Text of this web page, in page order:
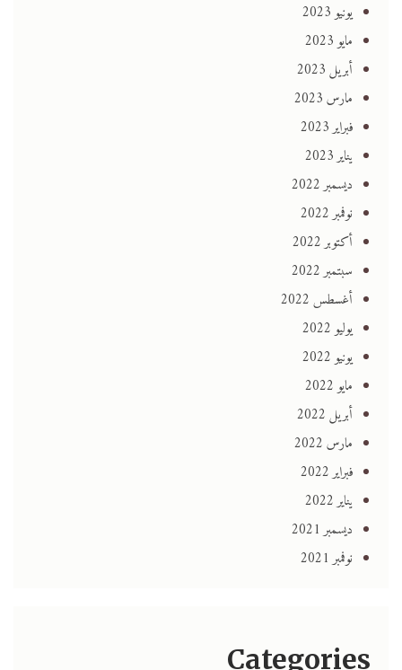
يونيو 2023
مايو 2023
أبريل 2023
مارس 2023
فبراير 2023
يناير 2023
ديسمبر 2022
نوفمبر 2022
أكتوبر 2022
سبتمبر 2022
أغسطس 2022
يوليو 2022
يونيو 2022
مايو 2022
أبريل 2022
مارس 2022
فبراير 2022
يناير 2022
ديسمبر 2021
نوفمبر 2021
Categories